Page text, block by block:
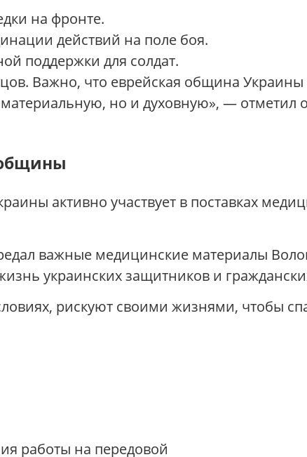
на фронте.
действий на поле боя.
поддержки для солдат.
Важно, что еврейская община Украины
но и духовную», — отметил
активно участвует в поставках
важные медицинские материалы
украинских защитников и
рискуют своими жизнями, чтобы
работы на передовой